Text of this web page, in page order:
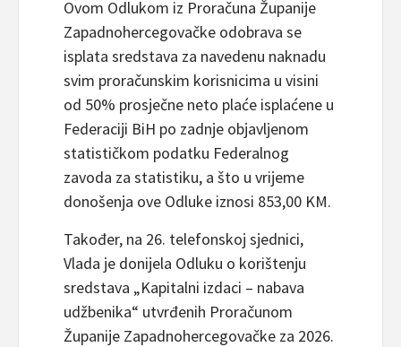
Ovom Odlukom iz Proračuna Županije
Zapadnohercegovačke odobrava se
isplata sredstava za navedenu naknadu
svim proračunskim korisnicima u visini
od 50% prosječne neto plaće isplaćene u
Federaciji BiH po zadnje objavljenom
statističkom podatku Federalnog
zavoda za statistiku, a što u vrijeme
donošenja ove Odluke iznosi 853,00 KM.
Također, na 26. telefonskoj sjednici,
Vlada je donijela Odluku o korištenju
sredstava „Kapitalni izdaci – nabava
udžbenika“ utvrđenih Proračunom
Županije Zapadnohercegovačke za 2026.